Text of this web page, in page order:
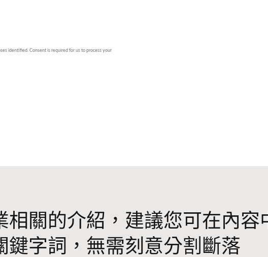
關的介紹，建議您可在內容
鍵字詞，無需刻意分割斷落